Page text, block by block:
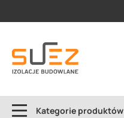
Kategorie produktów